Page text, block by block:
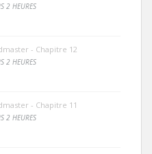
2 HEURES
- Chapitre 12
2 HEURES
- Chapitre 11
2 HEURES